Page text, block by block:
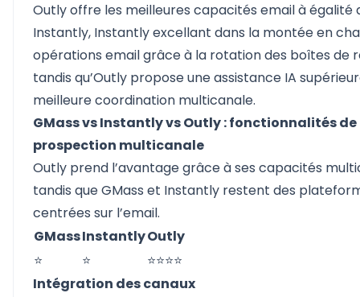
Outly offre les meilleures capacités email à égalité
Instantly, Instantly excellant dans la montée en
opérations email grâce à la rotation des boîtes de
tandis qu’Outly propose une assistance IA
meilleure coordination multicanale.
GMass vs Instantly vs Outly : fonctionnalités de
prospection multicanale
Outly prend l’avantage grâce à ses capacités
tandis que GMass et Instantly restent des
centrées sur l’email.
GMassInstantlyOutly
⭐
⭐
⭐⭐⭐⭐
Intégration des canaux